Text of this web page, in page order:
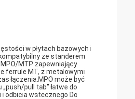
w płytach bazowych i
ze standerem
MTP zapewniający
ferrule MT, z metalowymi
łączenia.MPO może być
pull tab” łatwe do
i odbicia wstecznego Do